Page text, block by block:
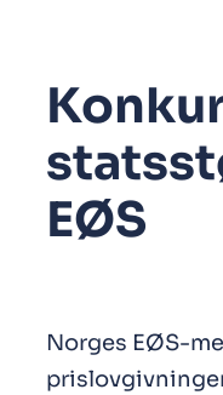
EØS
Norges EØS-